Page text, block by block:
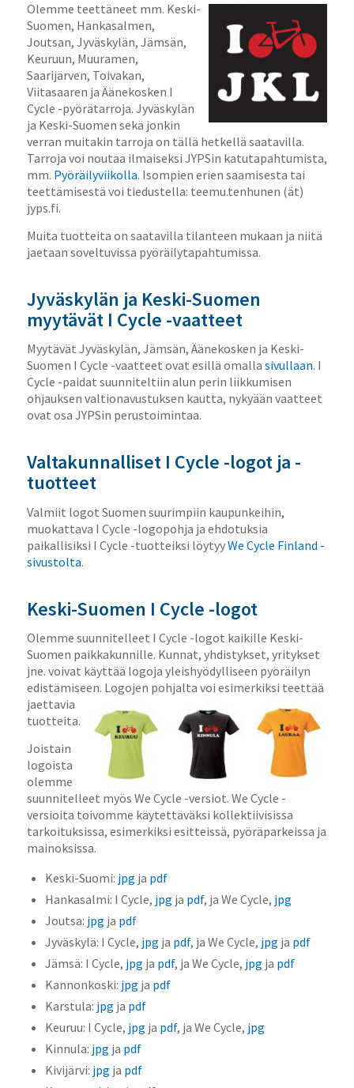
Olemme teettäneet mm. Keski-
Suomen, Hankasalmen,
Joutsan, Jyväskylän, Jämsän,
Keuruun, Muuramen,
Saarijärven, Toivakan,
Viitasaaren ja Äänekosken I
Cycle -pyörätarroja. Jyväskylän
ja Keski-Suomen sekä jonkin
verran muitakin tarroja on tällä hetkellä saatavilla.
Tarroja voi noutaa ilmaiseksi JYPSin katutapahtumista,
mm. Pyöräilyviikolla. Isompien erien saamisesta tai
teettämisestä voi tiedustella: teemu.tenhunen (ät)
jyps.fi.
Muita tuotteita on saatavilla tilanteen mukaan ja niitä
jaetaan soveltuvissa pyöräilytapahtumissa.
Jyväskylän ja Keski-Suomen
myytävät I Cycle -vaatteet
Myytävät Jyväskylän, Jämsän, Äänekosken ja Keski-
Suomen I Cycle -vaatteet ovat esillä omalla sivullaan. I
Cycle -paidat suunniteltiin alun perin liikkumisen
ohjauksen valtionavustuksen kautta, nykyään vaatteet
ovat osa JYPSin perustoimintaa.
Valtakunnalliset I Cycle -logot ja -
tuotteet
Valmiit logot Suomen suurimpiin kaupunkeihin,
muokattava I Cycle -logopohja ja ehdotuksia
paikallisiksi I Cycle -tuotteiksi löytyyWe Cycle Finland -
sivustolta.
Keski-Suomen I Cycle -logot
Olemme suunnitelleet I Cycle -logot kaikille Keski-
Suomen paikkakunnille. Kunnat, yhdistykset, yritykset
jne. voivat käyttää logoja yleishyödylliseen pyöräilyn
edistämiseen. Logojen pohjalta voi esimerkiksi teettää
jaettavia
tuotteita.
Joistain
logoista
olemme
suunnitelleet myös We Cycle -versiot. We Cycle -
versioita toivomme käytettäväksi kollektiivisissa
tarkoituksissa, esimerkiksi esitteissä, pyöräparkeissa ja
mainoksissa.
Keski-Suomi: jpg ja pdf
Hankasalmi: I Cycle, jpg ja pdf, ja We Cycle, jpg
Joutsa: jpg ja pdf
Jyväskylä: I Cycle, jpg ja pdf, ja We Cycle, jpg ja pdf
Jämsä: I Cycle, jpg ja pdf, ja We Cycle, jpg ja pdf
Kannonkoski: jpg ja pdf
Karstula: jpg ja pdf
Keuruu: I Cycle, jpg ja pdf, ja We Cycle, jpg
Kinnula: jpg ja pdf
Kivijärvi: jpg ja pdf